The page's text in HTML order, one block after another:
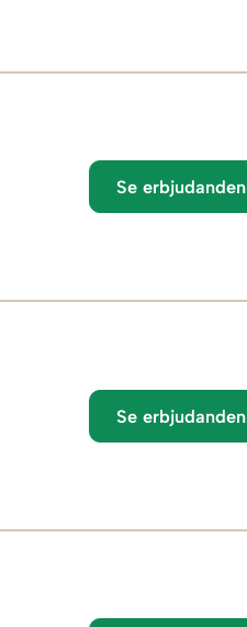
Se erbjudanden
Se erbjudanden